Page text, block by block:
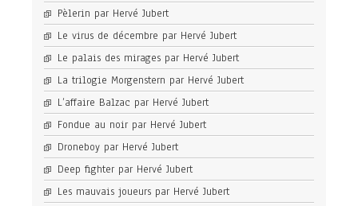
Pèlerin par Hervé Jubert
Le virus de décembre par Hervé Jubert
Le palais des mirages par Hervé Jubert
La trilogie Morgenstern par Hervé Jubert
L’affaire Balzac par Hervé Jubert
Fondue au noir par Hervé Jubert
Droneboy par Hervé Jubert
Deep fighter par Hervé Jubert
Les mauvais joueurs par Hervé Jubert